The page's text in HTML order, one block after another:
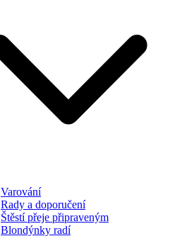
Varování
Rady a doporučení
Štěstí přeje připraveným
Blondýnky radí